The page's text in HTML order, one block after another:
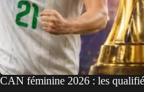
CAN féminine 2026 : les